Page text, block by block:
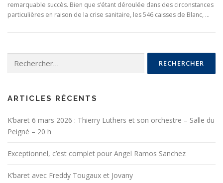
remarquable succès. Bien que s’étant déroulée dans des circonstances
particulières en raison de la crise sanitaire, les 546 caisses de Blanc, …
ARTICLES RÉCENTS
K’baret 6 mars 2026 : Thierry Luthers et son orchestre – Salle du
Peigné – 20 h
Exceptionnel, c’est complet pour Angel Ramos Sanchez
K’baret avec Freddy Tougaux et Jovany